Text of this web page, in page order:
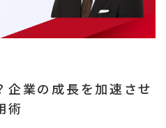
企業の成長を加速させ
術